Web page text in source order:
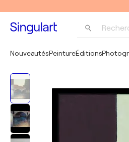
NouveautésPeintureÉditions